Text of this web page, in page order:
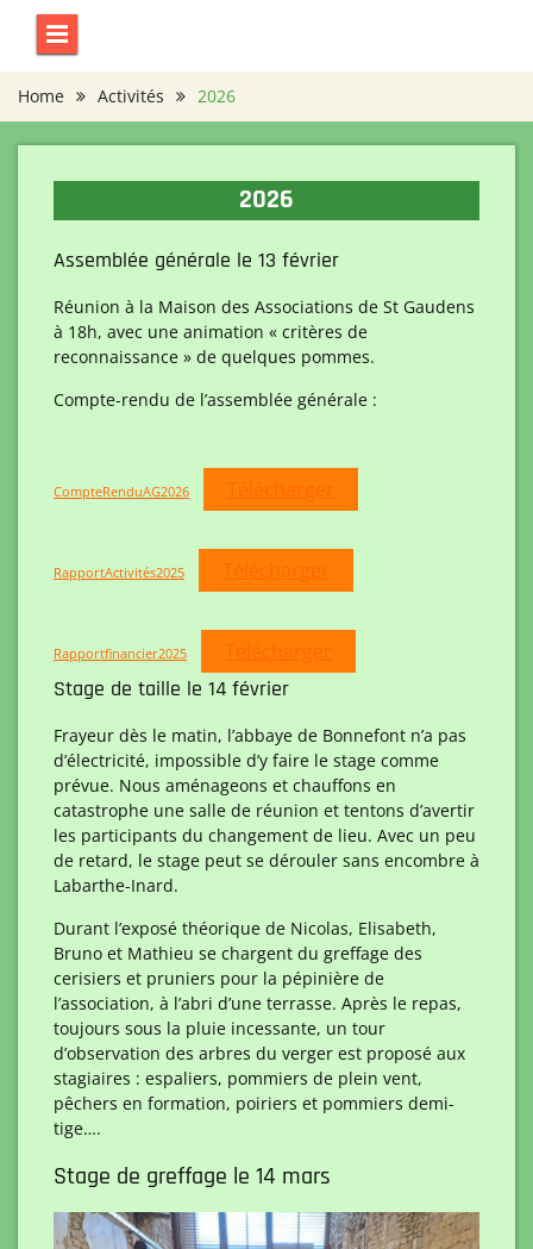
content
Home
Activités 2026
2026
Assemblée générale le 13 février
Réunion à la Maison des Associations de St Gaudens
à 18h, avec une animation « critères de
reconnaissance » de quelques pommes.
Compte-rendu de l’assemblée générale :
CompteRenduAG2026 Télécharger
RapportActivités2025 Télécharger
Rapportfinancier2025 Télécharger
Stage de taille le 14 février
Frayeur dès le matin, l’abbaye de Bonnefont n’a pas
d’électricité, impossible d’y faire le stage comme
prévue. Nous aménageons et chauffons en
catastrophe une salle de réunion et tentons d’avertir
les participants du changement de lieu. Avec un peu
de retard, le stage peut se dérouler sans encombre à
Labarthe-Inard.
Durant l’exposé théorique de Nicolas, Elisabeth,
Bruno et Mathieu se chargent du greffage des
cerisiers et pruniers pour la pépinière de
l’association, à l’abri d’une terrasse. Après le repas,
toujours sous la pluie incessante, un tour
d’observation des arbres du verger est proposé aux
stagiaires : espaliers, pommiers de plein vent,
pêchers en formation, poiriers et pommiers demi-
tige….
Stage de greffage le 14 mars